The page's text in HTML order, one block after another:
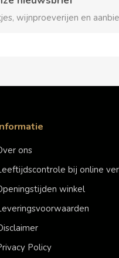
wijnproeverijen en
ons
bij online
winkel
Policy